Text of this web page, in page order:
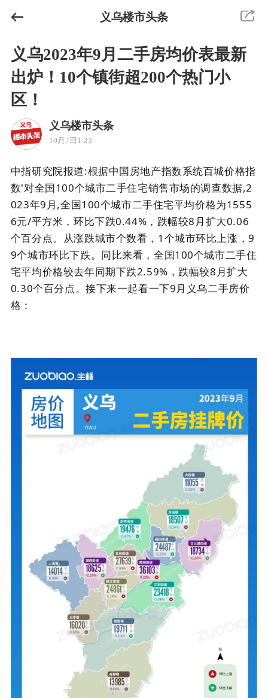
义乌楼市头条
义乌2023年9月二手房均价表最新
出炉！10个镇街超200个热门小
区！
义乌楼市头条
10月7日1:23
中指研究院报道:根据中国房地产指数系统百城价格指
数'对全国100个城市二手住宅销售市场的调查数据,2
023年9月,全国100个城市二手住宅平均价格为1555
6元/平方米，环比下跌0.44%，跌幅较8月扩大0.06
个百分点。从涨跌城市个数看，1个城市环比上涨，9
9个城市环比下跌。同比来看，全国100个城市二手住
宅平均价格较去年同期下跌2.59%，跌幅较8月扩大
0.30个百分点。接下来一起看一下9月义乌二手房价
格：